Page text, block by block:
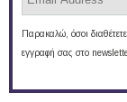
Παρακαλώ, όσοι
εγγραφή σας στο